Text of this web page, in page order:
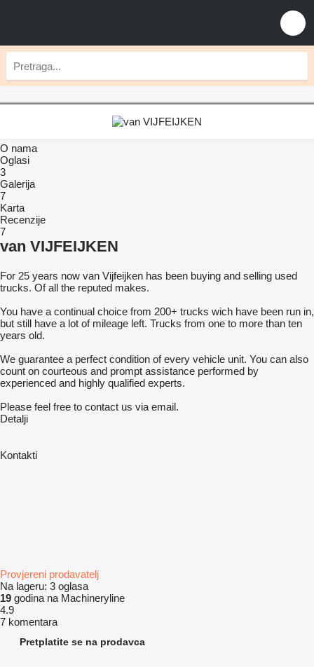
O nama
Oglasi
3
Galerija
7
Karta
Recenzije
7
van VIJFEIJKEN
For 25 years now van Vijfeijken has been buying and selling used
trucks. Of all the reputed makes.
You have a continual choice from 200+ trucks wich have been run in,
but still have a lot of mileage left. Trucks from one to more than ten
years old.
We guarantee a perfect condition of every vehicle unit. You can also
count on courteous and prompt assistance performed by
experienced and highly qualified experts.
Please feel free to contact us via email.
Detalji
Kontakti
Provjereni prodavatelj
Na lageru: 3 oglasa
19 godina na Machineryline
4.9
7 komentara
Pretplatite se na prodavca